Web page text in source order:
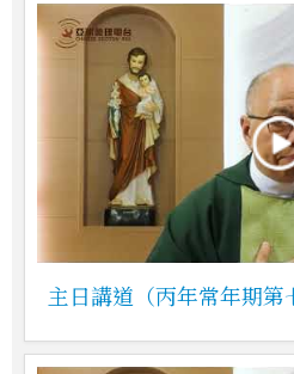
主日講道（丙年常年期第